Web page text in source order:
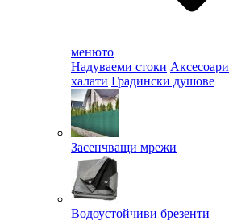
менюто
Надуваеми стоки
халати Градински душове
Засенчващи мрежи
Водоустойчиви брезенти